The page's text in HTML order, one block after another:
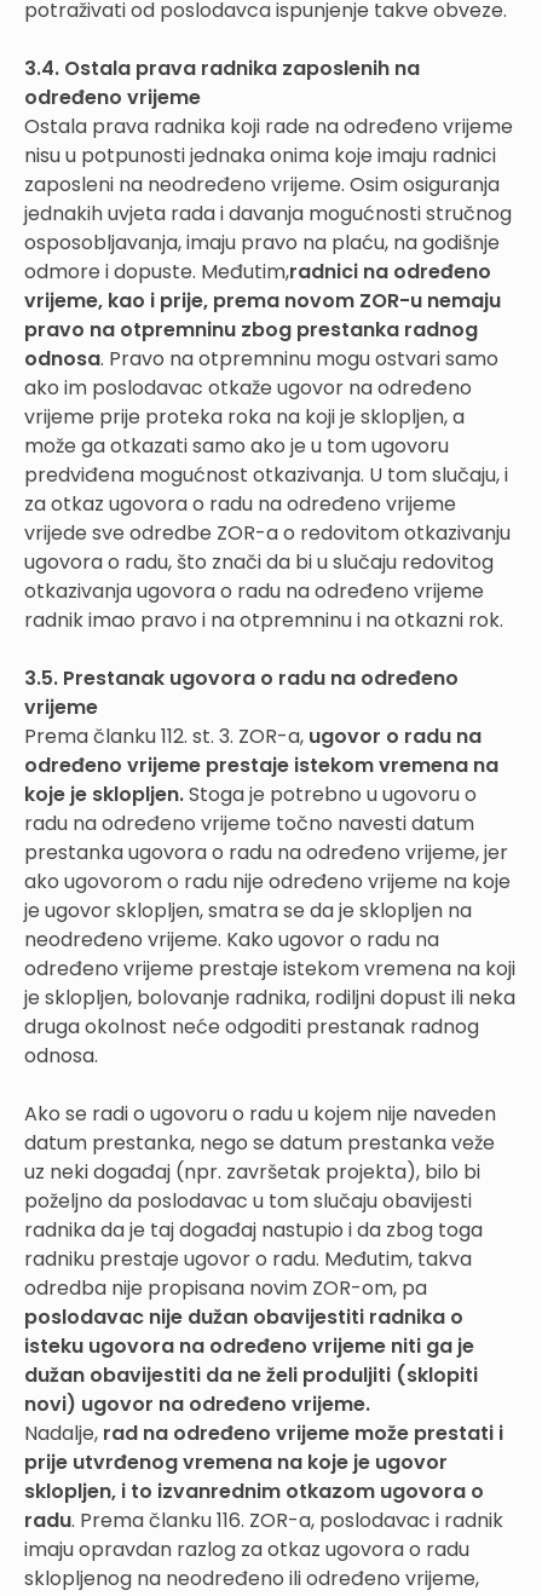
potraživati od poslodavca ispunjenje takve obveze.
3.4. Ostala prava radnika zaposlenih na
određeno vrijeme
Ostala prava radnika koji rade na određeno vrijeme
nisu u potpunosti jednaka onima koje imaju radnici
zaposleni na neodređeno vrijeme. Osim osiguranja
jednakih uvjeta rada i davanja mogućnosti stručnog
osposobljavanja, imaju pravo na plaću, na godišnje
odmore i dopuste. Međutim,radnici na određeno
vrijeme, kao i prije, prema novom ZOR-u nemaju
pravo na otpremninu zbog prestanka radnog
odnosa. Pravo na otpremninu mogu ostvari samo
ako im poslodavac otkaže ugovor na određeno
vrijeme prije proteka roka na koji je sklopljen, a
može ga otkazati samo ako je u tom ugovoru
predviđena mogućnost otkazivanja. U tom slučaju, i
za otkaz ugovora o radu na određeno vrijeme
vrijede sve odredbe ZOR-a o redovitom otkazivanju
ugovora o radu, što znači da bi u slučaju redovitog
otkazivanja ugovora o radu na određeno vrijeme
radnik imao pravo i na otpremninu i na otkazni rok.
3.5. Prestanak ugovora o radu na određeno
vrijeme
Prema članku 112. st. 3. ZOR-a, ugovor o radu na
određeno vrijeme prestaje istekom vremena na
koje je sklopljen.Stoga je potrebno u ugovoru o
radu na određeno vrijeme točno navesti datum
prestanka ugovora o radu na određeno vrijeme, jer
ako ugovorom o radu nije određeno vrijeme na koje
je ugovor sklopljen, smatra se da je sklopljen na
neodređeno vrijeme. Kako ugovor o radu na
određeno vrijeme prestaje istekom vremena na koji
je sklopljen, bolovanje radnika, rodiljni dopust ili neka
druga okolnost neće odgoditi prestanak radnog
odnosa.
Ako se radi o ugovoru o radu u kojem nije naveden
datum prestanka, nego se datum prestanka veže
uz neki događaj (npr. završetak projekta), bilo bi
poželjno da poslodavac u tom slučaju obavijesti
radnika da je taj događaj nastupio i da zbog toga
radniku prestaje ugovor o radu. Međutim, takva
odredba nije propisana novim ZOR-om, pa
poslodavac nije dužan obavijestiti radnika o
isteku ugovora na određeno vrijeme niti ga je
dužan obavijestiti da ne želi produljiti (sklopiti
novi) ugovor na određeno vrijeme.
Nadalje, rad na određeno vrijeme može prestati i
prije utvrđenog vremena na koje je ugovor
sklopljen, i to izvanrednim otkazom ugovora o
radu. Prema članku 116. ZOR-a, poslodavac i radnik
imaju opravdan razlog za otkaz ugovora o radu
sklopljenog na neodređeno ili određeno vrijeme,